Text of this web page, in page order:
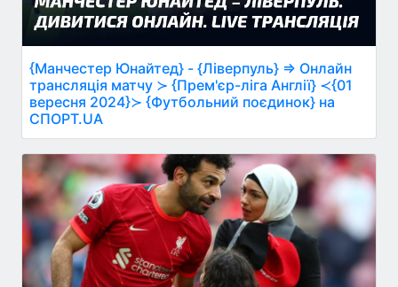
{Манчестер Юнайтед} - {Ліверпуль} ⇒ Онлайн
трансляція матчу ≻ {Прем'єр-ліга Англії} ≺{01
вересня 2024}≻ {Футбольний поєдинок} на
СПОРТ.UA